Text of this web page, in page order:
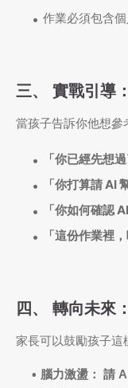
作業必須包含
三、 實戰引導
當孩子告訴你他想參
「你已經先想
「你打算請 AI
「你如何確認
「這份作業裡
四、 轉向未來
家長可以鼓勵孩子這
腦力激盪： 請